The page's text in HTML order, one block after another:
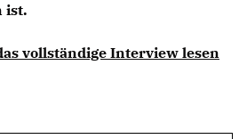
ist.
vollständige Interview lesen